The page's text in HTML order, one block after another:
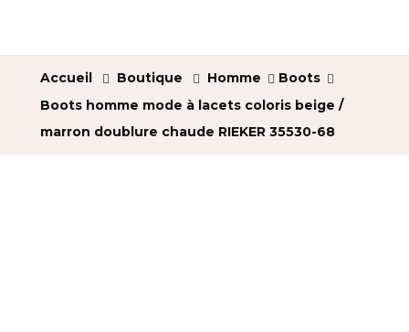
Accueil Boutique Homme
Boots
Boots homme mode à lacets coloris beige /
marron doublure chaude RIEKER 35530-68